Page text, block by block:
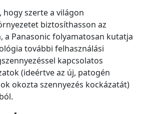
hogy szerte a világon
biztosíthasson az
a Panasonic folyamatosan kutatja
további felhasználási
kapcsolatos
(ideértve az új, patogén
okozta szennyezés kockázatát)